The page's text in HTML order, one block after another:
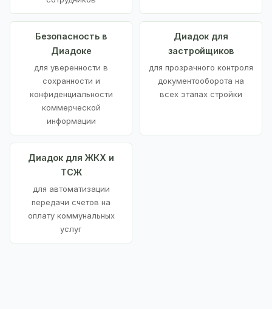
Безопасность в
Диадоке
для уверенности в
сохранности и
конфиденциальности
коммерческой
информации
Диадок для
застройщиков
для прозрачного контроля
документооборота на
всех этапах стройки
Диадок для ЖКХ и
ТСЖ
для автоматизации
передачи счетов на
оплату коммунальных
услуг